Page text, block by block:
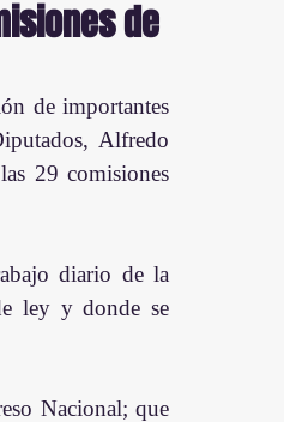
de
de importantes
Alfredo
29 comisiones
diario de la
ley y donde se
Nacional; que